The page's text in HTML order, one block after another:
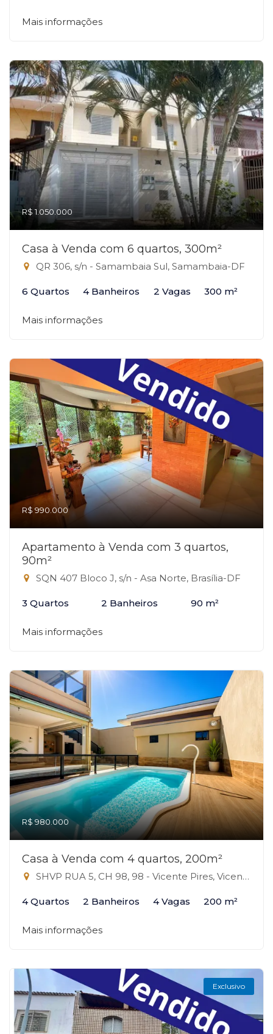
Mais informações
R$ 1.050.000
Casa à Venda com 6 quartos, 300m²
QR 306, s/n - Samambaia Sul, Samambaia-DF
6 Quartos 4 Banheiros 2 Vagas 300 m²
Mais informações
R$ 990.000
Apartamento à Venda com 3 quartos,
90m²
SQN 407 Bloco J, s/n - Asa Norte, Brasília-DF
3 Quartos 2 Banheiros 90 m²
Mais informações
R$ 980.000
Casa à Venda com 4 quartos, 200m²
SHVP RUA 5, CH 98, 98 - Vicente Pires, Vicente Pires-DF
4 Quartos 2 Banheiros 4 Vagas 200 m²
Mais informações
Exclusivo